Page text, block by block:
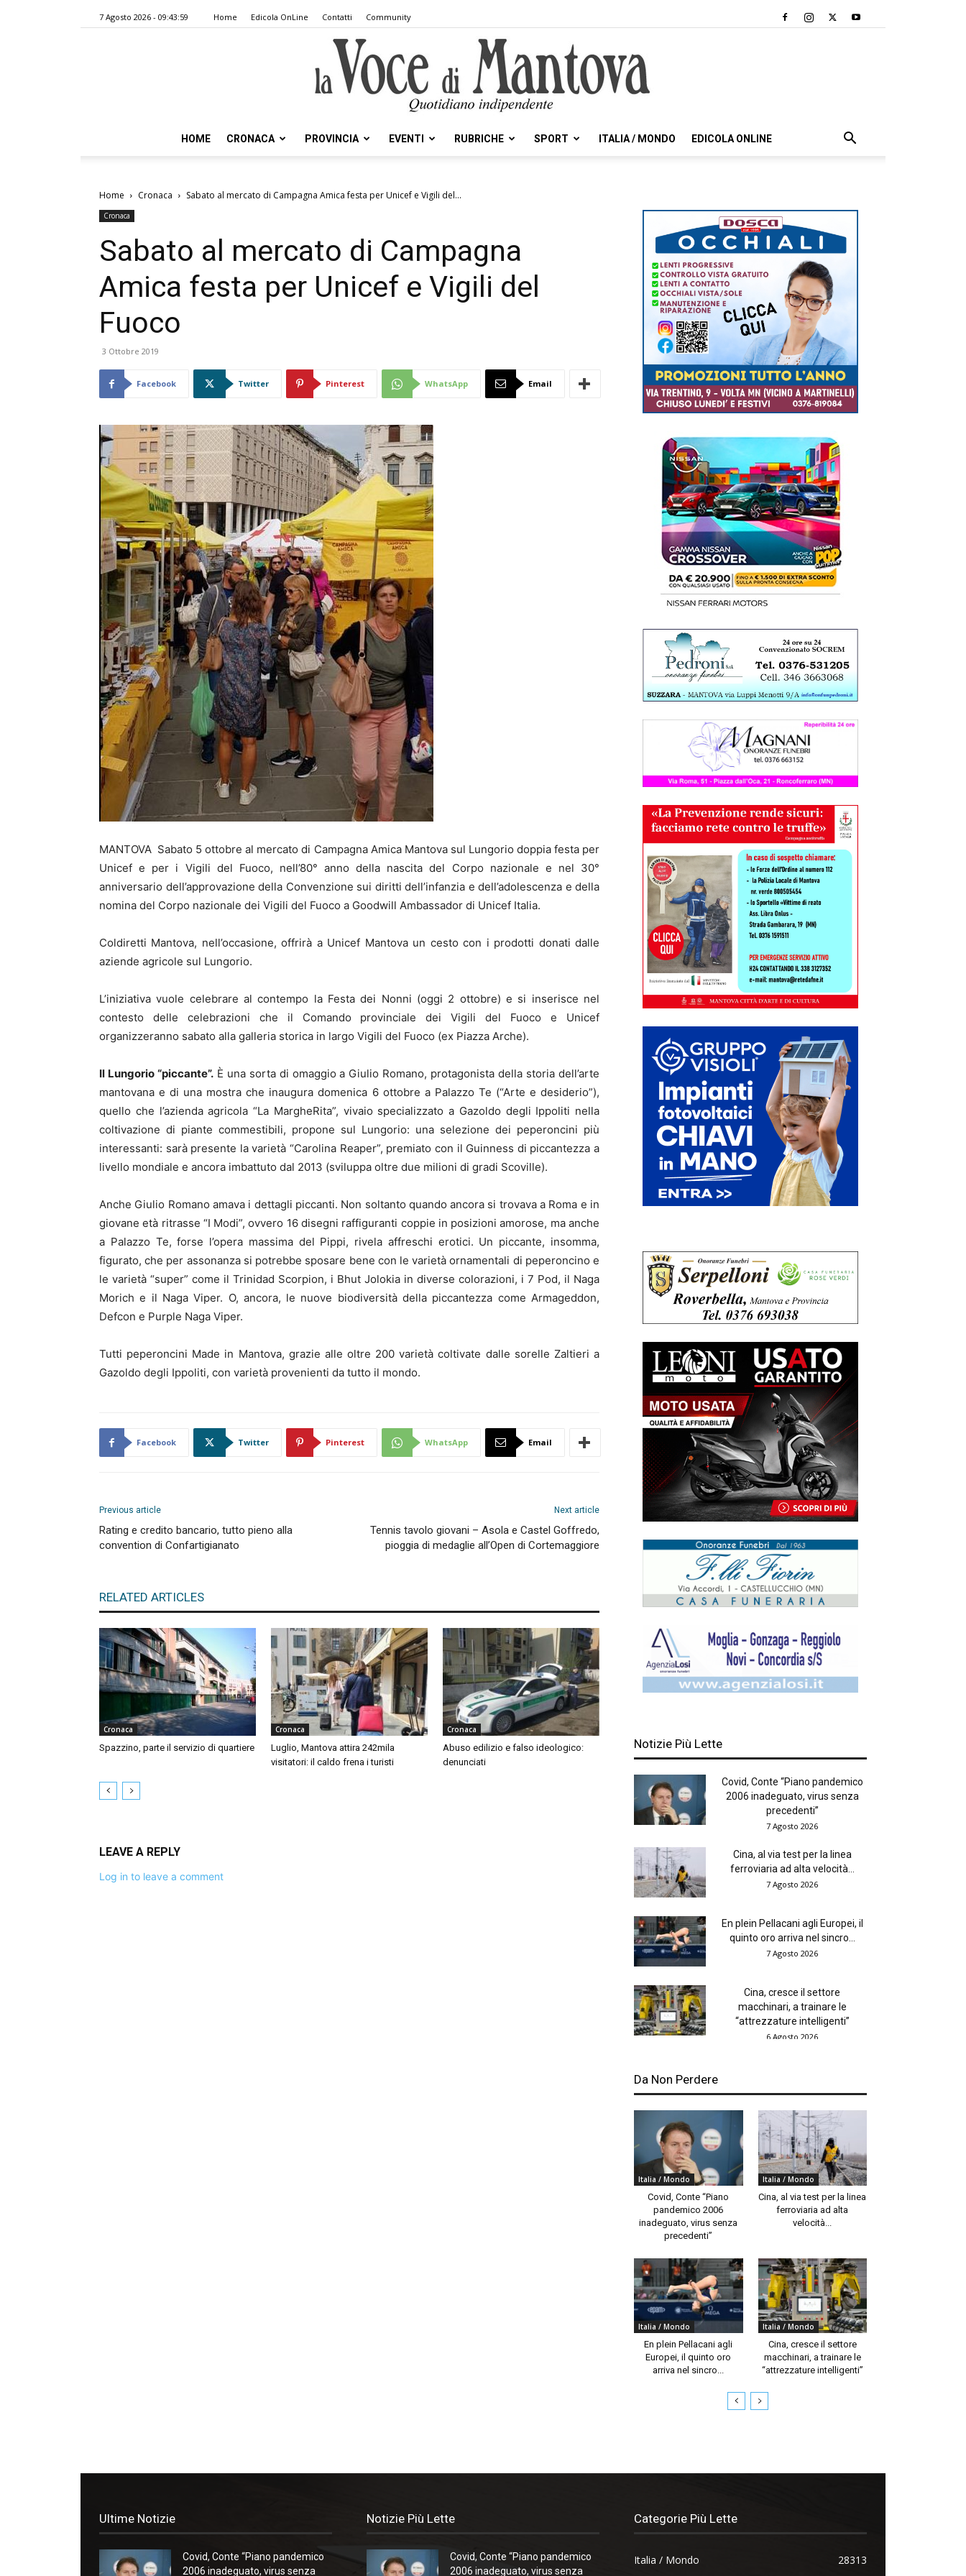
7 Agosto 2026 - 09:43:59 Home Edicola OnLine Contatti Community
Voce
HOME CRONACA PROVINCIA EVENTI RUBRICHE SPORT ITALIA / MONDO EDICOLA ONLINE
Home Cronaca Sabato al mercato di Campagna Amica festa per Unicef e Vigili del...
Cronaca
Sabato al mercato di Campagna
Amica festa per Unicef e Vigili del
Fuoco
3 Ottobre 2019
Facebook Twitter Pinterest WhatsApp Email
MANTOVA Sabato 5 ottobre al mercato di Campagna Amica Mantova sul Lungorio doppia festa per
Unicef e per i Vigili del Fuoco, nell’80° anno della nascita del Corpo nazionale e nel 30°
anniversario dell’approvazione della Convenzione sui diritti dell’infanzia e dell’adolescenza e della
nomina del Corpo nazionale dei Vigili del Fuoco a Goodwill Ambassador di Unicef Italia.
Coldiretti Mantova, nell’occasione, offrirà a Unicef Mantova un cesto con i prodotti donati dalle
aziende agricole sul Lungorio.
L’iniziativa vuole celebrare al contempo la Festa dei Nonni (oggi 2 ottobre) e si inserisce nel
contesto delle celebrazioni che il Comando provinciale dei Vigili del Fuoco e Unicef
organizzeranno sabato alla galleria storica in largo Vigili del Fuoco (ex Piazza Arche).
Il Lungorio “piccante”.È una sorta di omaggio a Giulio Romano, protagonista della storia dell’arte
mantovana e di una mostra che inaugura domenica 6 ottobre a Palazzo Te (“Arte e desiderio”),
quello che l’azienda agricola “La MargheRita”, vivaio specializzato a Gazoldo degli Ippoliti nella
coltivazione di piante commestibili, propone sul Lungorio: una selezione dei peperoncini più
interessanti: sarà presente la varietà “Carolina Reaper”, premiato con il Guinness di piccantezza a
livello mondiale e ancora imbattuto dal 2013 (sviluppa oltre due milioni di gradi Scoville).
Anche Giulio Romano amava i dettagli piccanti. Non soltanto quando ancora si trovava a Roma e in
giovane età ritrasse “I Modi”, ovvero 16 disegni raffiguranti coppie in posizioni amorose, ma anche
a Palazzo Te, forse l’opera massima del Pippi, rivela affreschi erotici. Un piccante, insomma,
figurato, che per assonanza si potrebbe sposare bene con le varietà ornamentali di peperoncino e
le varietà “super” come il Trinidad Scorpion, i Bhut Jolokia in diverse colorazioni, i 7 Pod, il Naga
Morich e il Naga Viper. O, ancora, le nuove biodiversità della piccantezza come Armageddon,
Defcon e Purple Naga Viper.
Tutti peperoncini Made in Mantova, grazie alle oltre 200 varietà coltivate dalle sorelle Zaltieri a
Gazoldo degli Ippoliti, con varietà provenienti da tutto il mondo.
Facebook Twitter Pinterest WhatsApp Email
Previous article
Rating e credito bancario, tutto pieno alla
convention di Confartigianato
Next article
Tennis tavolo giovani – Asola e Castel Goffredo,
pioggia di medaglie all’Open di Cortemaggiore
RELATED ARTICLES
Cronaca
Spazzino, parte il servizio di quartiere
Cronaca
Luglio, Mantova attira 242mila
visitatori: il caldo frena i turisti
Cronaca
Abuso edilizio e falso ideologico:
denunciati
LEAVE A REPLY
Log in to leave a comment
Notizie Più Lette
Covid, Conte “Piano pandemico
2006 inadeguato, virus senza
precedenti”
7 Agosto 2026
Cina, al via test per la linea
ferroviaria ad alta velocità...
7 Agosto 2026
En plein Pellacani agli Europei, il
quinto oro arriva nel sincro...
7 Agosto 2026
Cina, cresce il settore
macchinari, a trainare le
“attrezzature intelligenti”
6 Agosto 2026
Da Non Perdere
Italia / Mondo
Covid, Conte “Piano
pandemico 2006
inadeguato, virus senza
precedenti”
Italia / Mondo
Cina, al via test per la linea
ferroviaria ad alta
velocità...
Italia / Mondo
En plein Pellacani agli
Europei, il quinto oro
arriva nel sincro...
Italia / Mondo
Cina, cresce il settore
macchinari, a trainare le
“attrezzature intelligenti”
Ultime Notizie
Covid, Conte “Piano pandemico
2006 inadeguato, virus senza
Notizie Più Lette
Covid, Conte “Piano pandemico
2006 inadeguato, virus senza
Categorie Più Lette
Italia / Mondo
28313